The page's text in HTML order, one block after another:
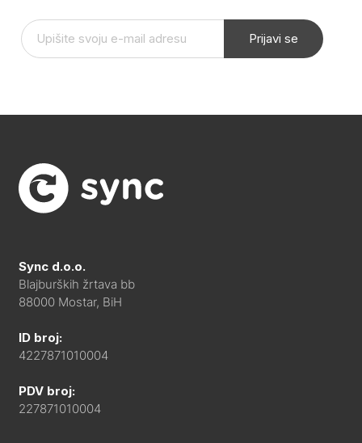
Prijavi se
Sync d.o.o.
Blajburških žrtava bb
88000 Mostar, BiH
ID broj:
4227871010004
PDV broj:
227871010004